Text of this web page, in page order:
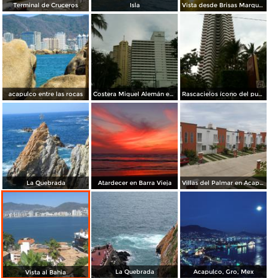
Terminal de Cruceros Isla Vista desde Brisas Marques
acapulco entre las rocas Costera Miguel Alemán en la zona Condesa. Diciembre/2014 Rascacielos ícono del puerto. Diciembre/2014
La Quebrada Atardecer en Barra Vieja Villas del Palmar en Acapulco, Guerrero. Julio/2013
Vista al Bahia La Quebrada Acapulco, Gro, Mex